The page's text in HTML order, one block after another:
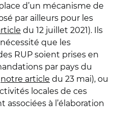
d’un mécanisme de
par ailleurs pour les
du 12 juillet 2021). Ils
que les
RUP soient prises en
par pays du
notre article du 23 mai), ou
locales de ces
à l’élaboration